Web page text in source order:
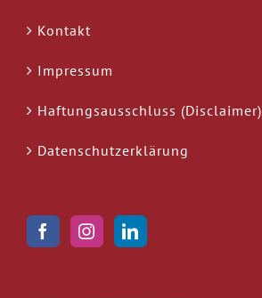
Kontakt
Impressum
Haftungsausschluss (Disclaimer)
Datenschutzerklärung